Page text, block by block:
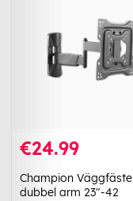
€24.99
Champion Väggfäste
dubbel arm 23"-42